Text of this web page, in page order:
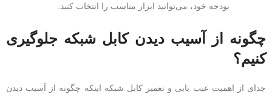
بودجه خود، می‌توانید ابزار مناسب را انتخاب کنید.
چگونه از آسیب دیدن کابل شبکه جلوگیری
کنیم؟
جدای از اهمیت عیب یابی و تعمیر کابل شبکه اینکه چگونه از آسیب دیدن